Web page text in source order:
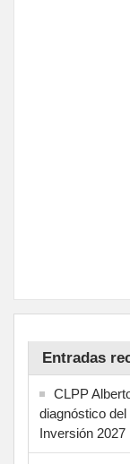
Entradas
CLPP
diagnóstico
Inversión 2027